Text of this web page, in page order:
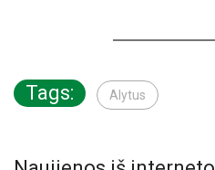
Tags: Alytus